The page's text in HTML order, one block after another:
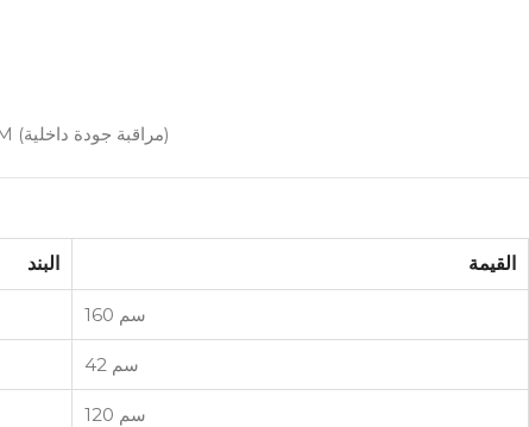
صنع في مصر – مصنع OGM (مراقبة جودة داخلية)
البند القيمة
160 سم
42 سم
120 سم